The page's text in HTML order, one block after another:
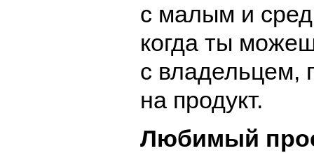
с малым и
когда ты
с владельцем,
на продукт.
Любимый